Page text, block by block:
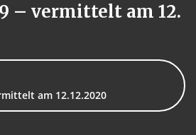
– vermittelt am 12.
am 12.12.2020